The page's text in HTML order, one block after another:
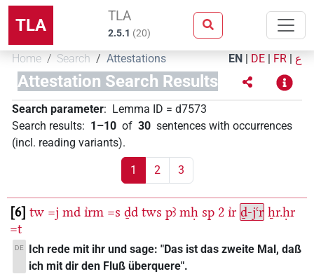
TLA TLA
2.5.1 (20)
Home Search Attestations EN | DE | FR | ع
Attestation Search Results
Search parameter: Lemma ID = d7573
Search results: 1–10 of 30 sentences with occurrences
(incl. reading variants).
1 2 3
6 tw =j md ı͗rm =s ḏd tws pꜣ mḥ sp 2 ı͗r ḏ-jꜥr ẖr.ḥr
=t
DE
Ich rede mit ihr und sage: "Das ist das zweite Mal, daß
ich mit dir den Fluß überquere".